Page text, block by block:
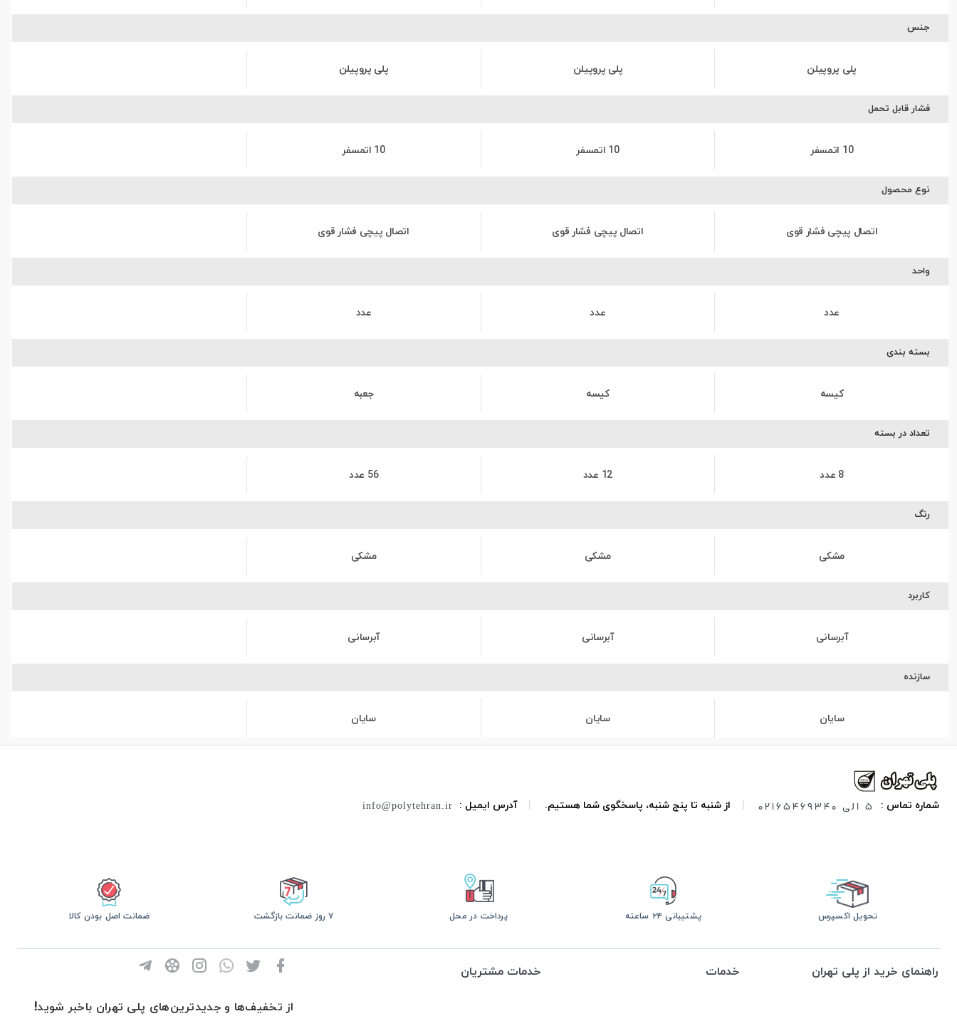
جنس
پلی پروپیلن پلی پروپیلن پلی پروپیلن
فشار قابل تحمل
10 اتمسفر 10 اتمسفر 10 اتمسفر
نوع محصول
اتصال پیچی فشار قوی اتصال پیچی فشار قوی اتصال پیچی فشار قوی
واحد
عدد عدد عدد
بسته بندی
کیسه کیسه جعبه
تعداد در بسته
8 عدد 12 عدد 56 عدد
رنگ
مشکی مشکی مشکی
کاربرد
آبرسانی آبرسانی آبرسانی
سازنده
سایان سایان سایان
شماره تماس : 5 الی 02165469340 از شنبه تا پنج شنبه، پاسخگوی شما هستیم. آدرس ایمیل : info@polytehran.ir
تحویل اکسپرس پشتیبانی ۲۴ ساعته پرداخت در محل ۷ روز ضمانت بازگشت ضمانت اصل بودن کالا
راهنمای خرید از پلی تهران خدمات خدمات مشتریان
از تخفیف‌ها و جدیدترین‌های پلی تهران باخبر شوید!